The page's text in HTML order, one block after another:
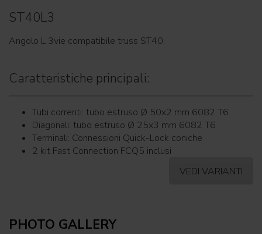
ST40L3
Angolo L 3vie compatibile truss ST40.
Caratteristiche principali:
Tubi correnti: tubo estruso Ø 50x2 mm 6082 T6
Diagonali: tubo estruso Ø 25x3 mm 6082 T6
Terminali: Connessioni Quick-Lock coniche
2 kit Fast Connection FCQ5 inclusi
VEDI VARIANTI
PHOTO GALLERY